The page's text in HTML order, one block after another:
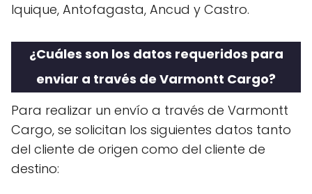
Iquique, Antofagasta, Ancud y Castro.
¿Cuáles son los datos requeridos para
enviar a través de Varmontt Cargo?
Para realizar un envío a través de Varmontt
Cargo, se solicitan los siguientes datos tanto
del cliente de origen como del cliente de
destino: